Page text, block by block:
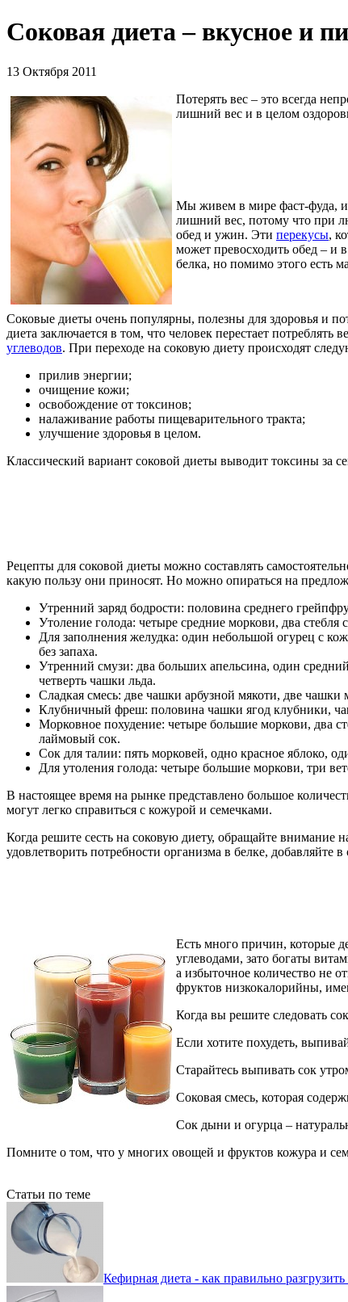
Соковая диета – вкусное и
13 Октября 2011
Потерять вес – это всегда
лишний вес и в целом
Мы живем в мире фаст-фуда, и
лишний вес, потому что при
обед и ужин. Эти перекусы,
может превосходить обед – и
белка, но помимо этого есть
Соковые диеты очень популярны, полезны для здоровья и
диета заключается в том, что человек перестает
углеводов. При переходе на соковую диету происходят
прилив энергии;
очищение кожи;
освобождение от токсинов;
налаживание работы пищеварительного тракта;
улучшение здоровья в целом.
Классический вариант соковой диеты выводит токсины за
Рецепты для соковой диеты можно составлять
какую пользу они приносят. Но можно опираться на
Утренний заряд бодрости: половина среднего
Утоление голода: четыре средние моркови, два
Для заполнения желудка: один небольшой огурец с
без запаха.
Утренний смузи: два больших апельсина, один
четверть чашки льда.
Сладкая смесь: две чашки арбузной мякоти, две
Клубничный фреш: половина чашки ягод клубники,
Морковное похудение: четыре большие моркови, два
лаймовый сок.
Сок для талии: пять морковей, одно красное яблоко,
Для утоления голода: четыре большие моркови, три
В настоящее время на рынке представлено большое
могут легко справиться с кожурой и семечками.
Когда решите сесть на соковую диету, обращайте
удовлетворить потребности организма в белке, добавляйте
Есть много причин, которые
углеводами, зато богаты
а избыточное количество не
фруктов низкокалорийны,
Когда вы решите следовать
Если хотите похудеть,
Старайтесь выпивать сок
Соковая смесь, которая
Сок дыни и огурца –
Помните о том, что у многих овощей и фруктов кожура и
Статьи по теме
Кефирная диета - как правильно разгрузить